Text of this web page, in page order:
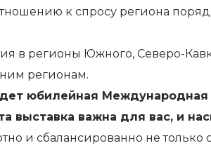
к спросу региона
в регионы Южного, Северо-
регионам.
юбилейная
выставка важна для вас, и
и сбалансированно не